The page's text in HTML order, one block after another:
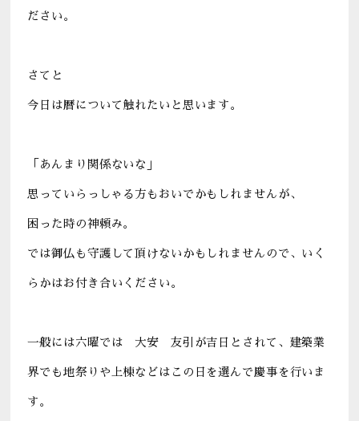
ださい。
さてと
今日は暦について触れたいと思います。
「あんまり関係ないな」
思っていらっしゃる方もおいでかもしれませんが、
困った時の神頼み。
では御仏も守護して頂けないかもしれませんので、いく
らかはお付き合いください。
一般には六曜では 大安 友引が吉日とされて、建築業
界でも地祭りや上棟などはこの日を選んで慶事を行いま
す。